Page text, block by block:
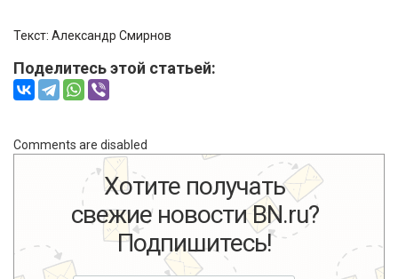
Текст: Александр Смирнов
Поделитесь этой статьей:
Comments are disabled
Хотите получать
свежие новости BN.ru?
Подпишитесь!